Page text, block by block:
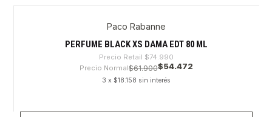
Paco Rabanne
PERFUME BLACK XS DAMA EDT 80 ML
Precio Retail $74.990
Precio Normal$61.900$54.472
3 x $18.158 sin interés